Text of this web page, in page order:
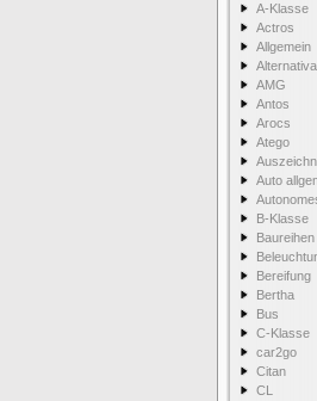
A-Klasse
Actros
Allgemein
AMG
Antos
Arocs
Atego
Auto
B-Klasse
Baureihen
Bereifung
Bertha
Bus
C-Klasse
car2go
Citan
CL